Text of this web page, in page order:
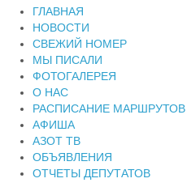
ГЛАВНАЯ
НОВОСТИ
СВЕЖИЙ НОМЕР
МЫ ПИСАЛИ
ФОТОГАЛЕРЕЯ
О НАС
РАСПИСАНИЕ МАРШРУТОВ
АФИША
АЗОТ ТВ
ОБЪЯВЛЕНИЯ
ОТЧЕТЫ ДЕПУТАТОВ